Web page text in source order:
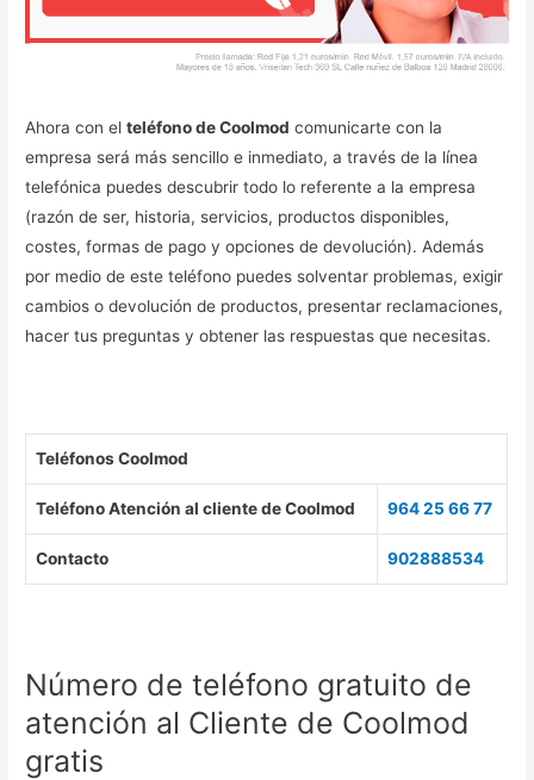
Ahora con elteléfono de Coolmod comunicarte con la
empresa será más sencillo e inmediato, a través de la línea
telefónica puedes descubrir todo lo referente a la empresa
(razón de ser, historia, servicios, productos disponibles,
costes, formas de pago y opciones de devolución). Además
por medio de este teléfono puedes solventar problemas, exigir
cambios o devolución de productos, presentar reclamaciones,
hacer tus preguntas y obtener las respuestas que necesitas.
Teléfonos Coolmod
Teléfono Atención al cliente de Coolmod 964 25 66 77
Contacto 902888534
Número de teléfono gratuito de
atención al Cliente de Coolmod
gratis